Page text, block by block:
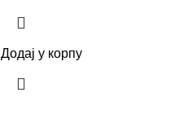
Додај у корпу